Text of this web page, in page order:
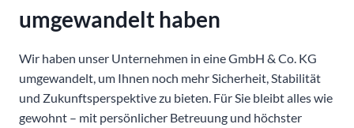
BADSANIERUNG
umgewandelt haben
Wir haben unser Unternehmen in eine GmbH & Co. KG
umgewandelt, um Ihnen noch mehr Sicherheit, Stabilität
und Zukunftsperspektive zu bieten. Für Sie bleibt alles wie
gewohnt – mit persönlicher Betreuung und höchster